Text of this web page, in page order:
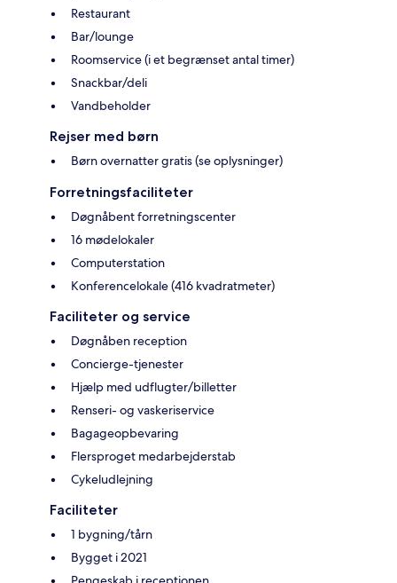
Restaurant
Bar/lounge
Roomservice (i et begrænset antal timer)
Snackbar/deli
Vandbeholder
Rejser med børn
Børn overnatter gratis (se oplysninger)
Forretningsfaciliteter
Døgnåbent forretningscenter
16 mødelokaler
Computerstation
Konferencelokale (416 kvadratmeter)
Faciliteter og service
Døgnåben reception
Concierge-tjenester
Hjælp med udflugter/billetter
Renseri- og vaskeriservice
Bagageopbevaring
Flersproget medarbejderstab
Cykeludlejning
Faciliteter
1 bygning/tårn
Bygget i 2021